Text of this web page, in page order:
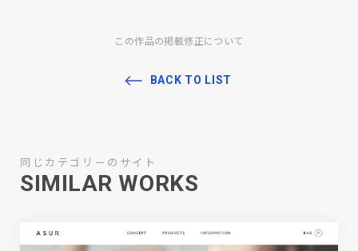
この作品の掲載修正について
BACK TO LIST
同じカテゴリーのサイト
SIMILAR WORKS